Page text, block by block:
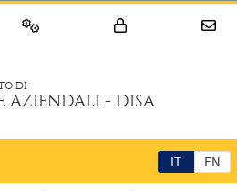
DI
AZIENDALI - DISA
IT EN